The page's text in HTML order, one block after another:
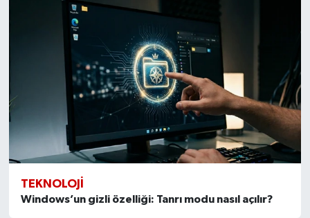
TEKNOLOJI
Windows’un gizli özelliği: Tanrı modu nasıl açılır?